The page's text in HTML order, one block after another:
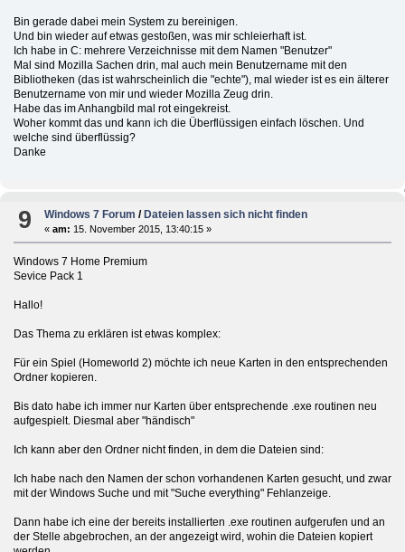
Bin gerade dabei mein System zu bereinigen.
Und bin wieder auf etwas gestoßen, was mir schleierhaft ist.
Ich habe in C: mehrere Verzeichnisse mit dem Namen "Benutzer"
Mal sind Mozilla Sachen drin, mal auch mein Benutzername mit den
Bibliotheken (das ist wahrscheinlich die "echte"), mal wieder ist es ein älterer
Benutzername von mir und wieder Mozilla Zeug drin.
Habe das im Anhangbild mal rot eingekreist.
Woher kommt das und kann ich die Überflüssigen einfach löschen. Und
welche sind überflüssig?
Danke
9 Windows 7 Forum / Dateien lassen sich nicht finden
«am: 15. November 2015, 13:40:15 »
Windows 7 Home Premium
Sevice Pack 1
Hallo!
Das Thema zu erklären ist etwas komplex:
Für ein Spiel (Homeworld 2) möchte ich neue Karten in den entsprechenden
Ordner kopieren.
Bis dato habe ich immer nur Karten über entsprechende .exe routinen neu
aufgespielt. Diesmal aber "händisch"
Ich kann aber den Ordner nicht finden, in dem die Dateien sind:
Ich habe nach den Namen der schon vorhandenen Karten gesucht, und zwar
mit der Windows Suche und mit "Suche everything" Fehlanzeige.
Dann habe ich eine der bereits installierten .exe routinen aufgerufen und an
der Stelle abgebrochen, an der angezeigt wird, wohin die Dateien kopiert